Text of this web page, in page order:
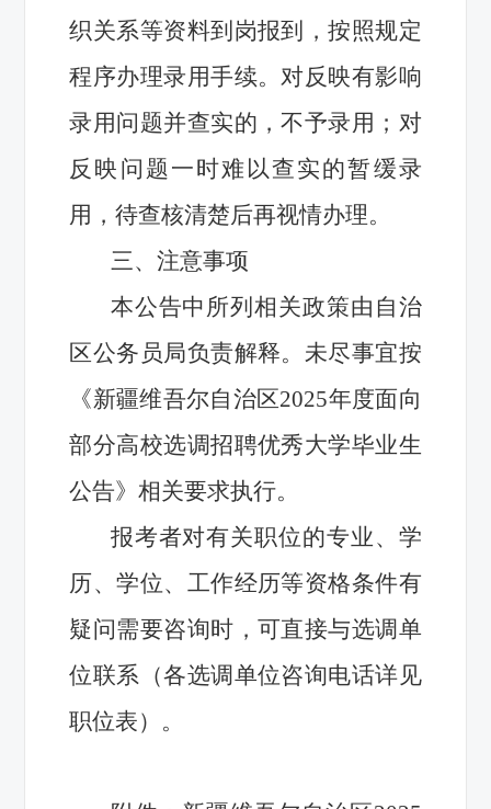
织关系等资料到岗报到，按照规定
程序办理录用手续。对反映有影响
录用问题并查实的，不予录用；对
反映问题一时难以查实的暂缓录
用，待查核清楚后再视情办理。
三、注意事项
本公告中所列相关政策由自治
区公务员局负责解释。未尽事宜按
《新疆维吾尔自治区2025年度面向
部分高校选调招聘优秀大学毕业生
公告》相关要求执行。
报考者对有关职位的专业、学
历、学位、工作经历等资格条件有
疑问需要咨询时，可直接与选调单
位联系（各选调单位咨询电话详见
职位表）。